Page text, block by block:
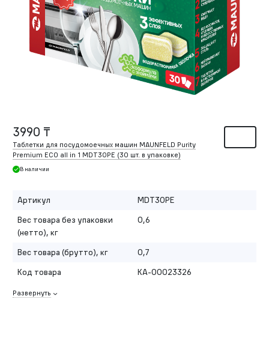
3990 ₸
Таблетки для посудомоечных машин MAUNFELD Purity
Premium ECO all in 1 MDT30PE (30 шт. в упаковке)
В наличии
Артикул
MDT30PE
Вес товара без упаковки
(нетто), кг
0,6
Вес товара (брутто), кг
0,7
Код товара
КА-00023326
Развернуть